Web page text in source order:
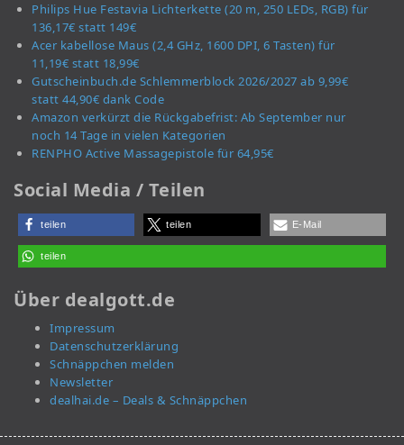
Philips Hue Festavia Lichterkette (20 m, 250 LEDs, RGB) für
136,17€ statt 149€
Acer kabellose Maus (2,4 GHz, 1600 DPI, 6 Tasten) für
11,19€ statt 18,99€
Gutscheinbuch.de Schlemmerblock 2026/2027 ab 9,99€
statt 44,90€ dank Code
Amazon verkürzt die Rückgabefrist: Ab September nur
noch 14 Tage in vielen Kategorien
RENPHO Active Massagepistole für 64,95€
Social Media / Teilen
teilen teilen E-Mail
teilen
Über dealgott.de
Impressum
Datenschutzerklärung
Schnäppchen melden
Newsletter
dealhai.de – Deals & Schnäppchen